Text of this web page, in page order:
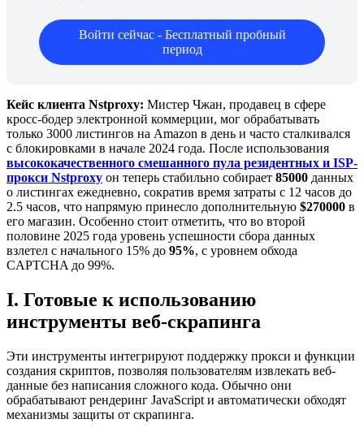
Войти сейчас - Бесплатный пробный
период
Кейс клиента Nstproxy: Мистер Чжан, продавец в сфере
кросс-бодер электронной коммерции, мог обрабатывать
только 3000 листингов на Amazon в день и часто сталкивался
с блокировками в начале 2024 года. После использования
высококачественного смешанного пула резидентных и ISP-
прокси Nstproxy он теперь стабильно собирает 85000 данных
о листингах ежедневно, сократив время затраты с 12 часов до
2.5 часов, что напрямую принесло дополнительную $270000 в
его магазин. Особенно стоит отметить, что во второй
половине 2025 года уровень успешности сбора данных
взлетел с начального 15% до 95%, с уровнем обхода
CAPTCHA до 99%.
I. Готовые к использованию
инструменты веб-скрапинга
Эти инструменты интегрируют поддержку прокси и функции
создания скриптов, позволяя пользователям извлекать веб-
данные без написания сложного кода. Обычно они
обрабатывают рендеринг JavaScript и автоматически обходят
механизмы защиты от скрапинга.